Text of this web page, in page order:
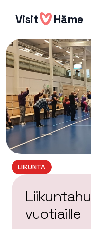
sisältöön
Visit Häme
LIIKUNTA
vuotiaille